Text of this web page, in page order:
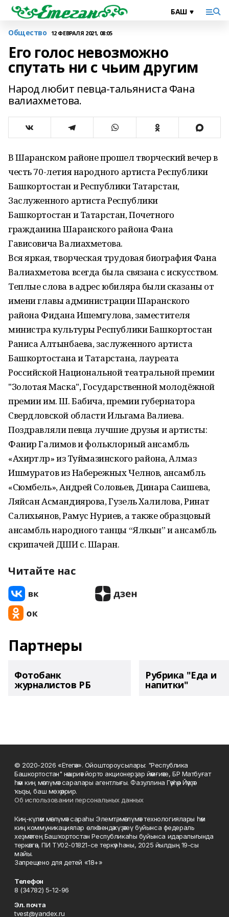
Общество 12 ФЕВРАЛЯ 2021, 08:05
Его голос невозможно
спутать ни с чьим другим
Народ любит певца-тальяниста Фана
валиахметова.
В Шаранском районе прошел творческий вечер в
честь 70-летия народного артиста Республики
Башкортостан и Республики Татарстан,
Заслуженного артиста Республики
Башкортостан и Татарстан, Почетного
гражданина Шаранского района Фана
Гависовича Валиахметова.
Вся яркая, творческая трудовая биография Фана
Валиахметова всегда была связана с искусством.
Теплые слова в адрес юбиляра были сказаны от
имени главы администрации Шаранского
района Фидана Ишемгулова, заместителя
министра культуры Республики Башкортостан
Раниса Алтынбаева, заслуженного артиста
Башкортостана и Татарстана, лауреата
Российской Национальной театральной премии
"Золотая Маска", Государственной молодёжной
премии им. Ш. Бабича, премии губернатора
Свердловской области Ильгама Валиева.
Поздравляли певца лучшие друзья и артисты:
Фанир Галимов и фольклорный ансамбль
«Ахирәтләр» из Туймазинского района, Алмаз
Ишмуратов из Набережных Челнов, ансамбль
«Сюмбель», Андрей Соловьев, Динара Саишева,
Ляйсан Асмандиярова, Гузель Халилова, Ринат
Салихьянов, Рамус Нуриев, а также образцовый
ансамбль народного танцы “Ялкын” и ансамбль
скрипачей ДШИ с. Шаран.
Читайте нас
Партнеры
Фотобанк
журналистов РБ
Рубрика "Еда и
напитки"
© 2020-2026 «Етегән». Ойоштороусылары: "Республика
Башкортостан" нәшриәт йорто акционерҙар йәмғиәте, БР Матбуғат
һәм киң мәғлүмәт саралары агентлығы. Фазуллина Гәүһәр Йәүҙәт
ҡыҙы, баш мөхәррир.
Об использовании персональных данных
Киң-күләм мәғлүмәт сараһы Элемтә, мәғлүмәт технологиялары һәм
киң коммуникациялар өлкәһендә күҙәтеү буйынса федераль
хеҙмәттең Башҡортостан Республикаһы буйынса идаралығында
теркәлгән, ПИ ТУ02-01821-се теркәү һаны, 2025 йылдың 19-сы
майы.
Запрещено для детей «18+»
Телефон
8 (34782) 5-12-96
Эл. почта
tvest@yandex.ru